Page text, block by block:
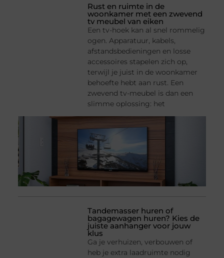
Rust en ruimte in de
woonkamer met een zwevend
tv meubel van eiken
Een tv-hoek kan al snel rommelig
ogen. Apparatuur, kabels,
afstandsbedieningen en losse
accessoires stapelen zich op,
terwijl je juist in de woonkamer
behoefte hebt aan rust. Een
zwevend tv-meubel is dan een
slimme oplossing: het
Tandemasser huren of
bagagewagen huren? Kies de
juiste aanhanger voor jouw
klus
Ga je verhuizen, verbouwen of
heb je extra laadruimte nodig